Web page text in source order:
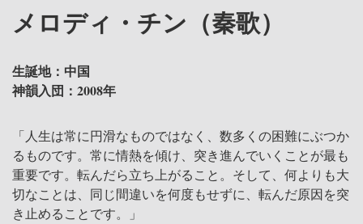
メロディ・チン（秦歌）
生誕地：中国
神韻入団：2008年
「人生は常に円滑なものではなく、数多くの困難にぶつか
るものです。常に情熱を傾け、突き進んでいくことが最も
重要です。転んだら立ち上がること。そして、何よりも大
切なことは、同じ間違いを何度もせずに、転んだ原因を突
き止めることです。」